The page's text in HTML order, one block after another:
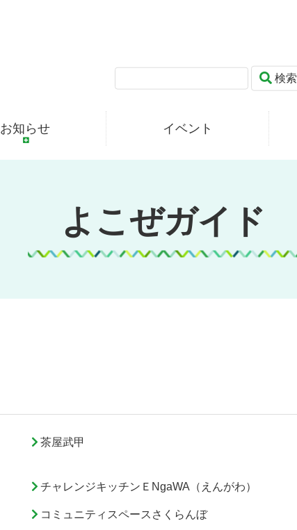
検索
お知らせ イベント
よこぜガイド
茶屋武甲
チャレンジキッチンＥNgaWA（えんがわ）
コミュニティスペースさくらんぼ